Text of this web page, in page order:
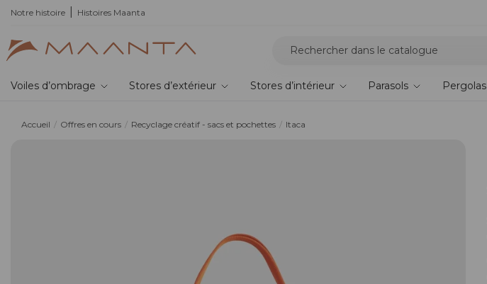
Notre histoire Histoires Maanta
la nouvelle pergola bioclimatique
Voiles d’ombrage Stores d’extérieur Stores d’intérieur Parasols Pergolas
Accueil Offres en cours Recyclage créatif - sacs et pochettes Itaca